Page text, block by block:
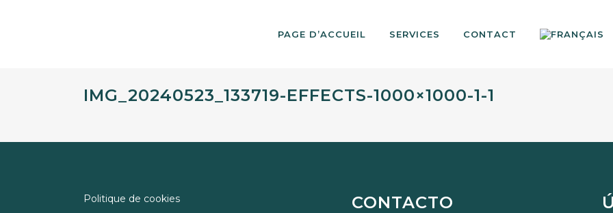
PAGE D’ACCUEIL SERVICES CONTACT
IMG_20240523_133719-EFFECTS-1000×1000-1-1
Politique de cookies CONTACTO